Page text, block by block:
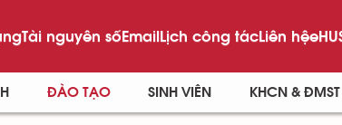
Tài nguyên sốEmailLịch công tácLiên hệ
ĐÀO TẠO SINH VIÊN KHCN & ĐMST